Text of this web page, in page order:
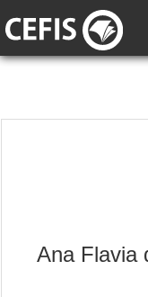
Ana Flavia